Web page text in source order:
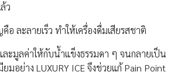
ว
ละลายเร็ว ทำให้เครื่องดื่มเสียรสชาติ
ะมูลค่าให้กับน้ำแข็งธรรมดา ๆ จนกลายเป็น
อย่าง LUXURY ICE จึงช่วยแก้ Pain Point